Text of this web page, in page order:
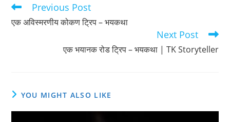
Read
articles
Previous Post
एक अविस्मरणीय कोकण ट्रिप – भयकथा
Next Post
एक भयानक रोड ट्रिप – भयकथा | TK Storyteller
YOU MIGHT ALSO LIKE